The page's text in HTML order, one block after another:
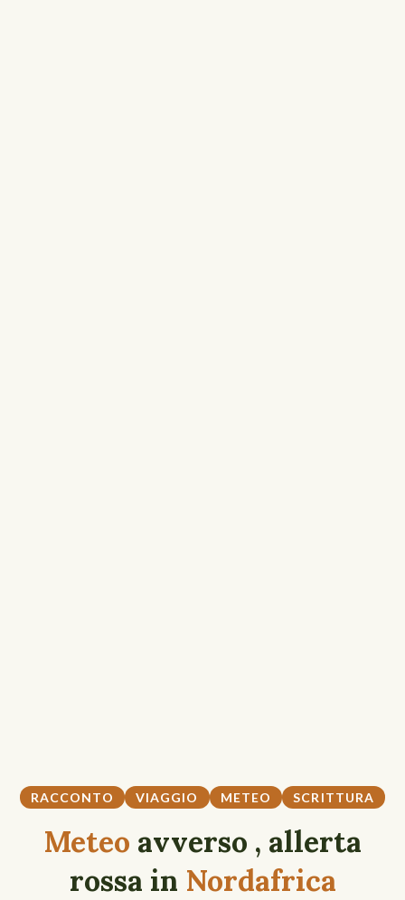
RACCONTO VIAGGIO METEO SCRITTURA
Meteo avverso , allerta
rossa in Nordafrica